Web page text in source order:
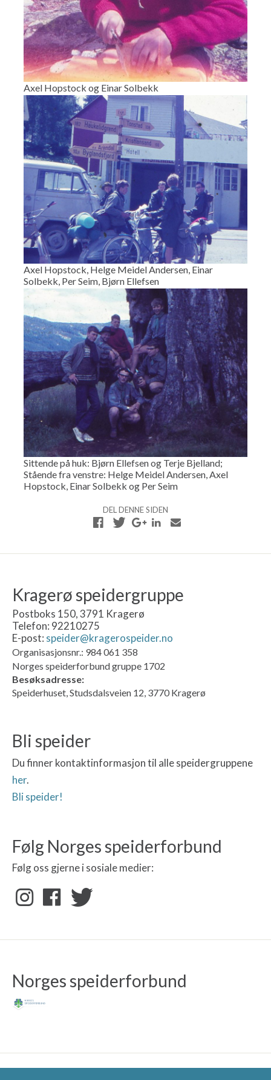
Axel Hopstock og Einar Solbekk
Axel Hopstock, Helge Meidel Andersen, Einar
Solbekk, Per Seim, Bjørn Ellefsen
Sittende på huk: Bjørn Ellefsen og Terje Bjelland;
Stående fra venstre: Helge Meidel Andersen, Axel
Hopstock, Einar Solbekk og Per Seim
DEL DENNE SIDEN
Kragerø speidergruppe
Postboks 150, 3791 Kragerø
Telefon: 92210275
E-post: speider@kragerospeider.no
Organisasjonsnr.: 984 061 358
Norges speiderforbund gruppe 1702
Besøksadresse:
Speiderhuset, Studsdalsveien 12, 3770 Kragerø
Bli speider
Du finner kontaktinformasjon til alle speidergruppene
her.
Bli speider!
Følg Norges speiderforbund
Følg oss gjerne i sosiale medier:
Norges speiderforbund